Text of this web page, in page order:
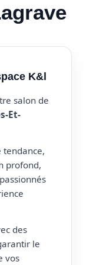
K&l
salon de
Et-
tendance,
profond,
des
le
vos